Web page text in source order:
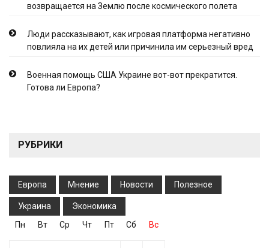
возвращается на Землю после космического полета
Люди рассказывают, как игровая платформа негативно
повлияла на их детей или причинила им серьезный вред
Военная помощь США Украине вот-вот прекратится.
Готова ли Европа?
РУБРИКИ
Европа Мнение Новости Полезное
Украина
Экономика
Пн
Вт Ср Чт Пт Сб Вс